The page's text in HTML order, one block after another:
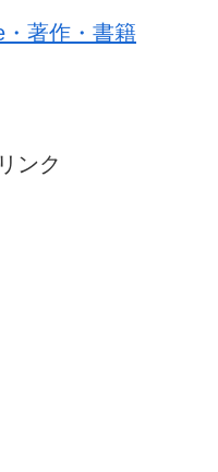
・著作・書籍
ンク